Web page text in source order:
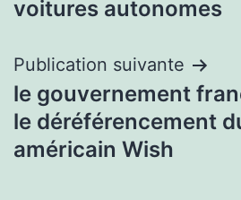
l’article
voitures autonomes
Publication suivante
le gouvernement
le déréférencement
américain Wish